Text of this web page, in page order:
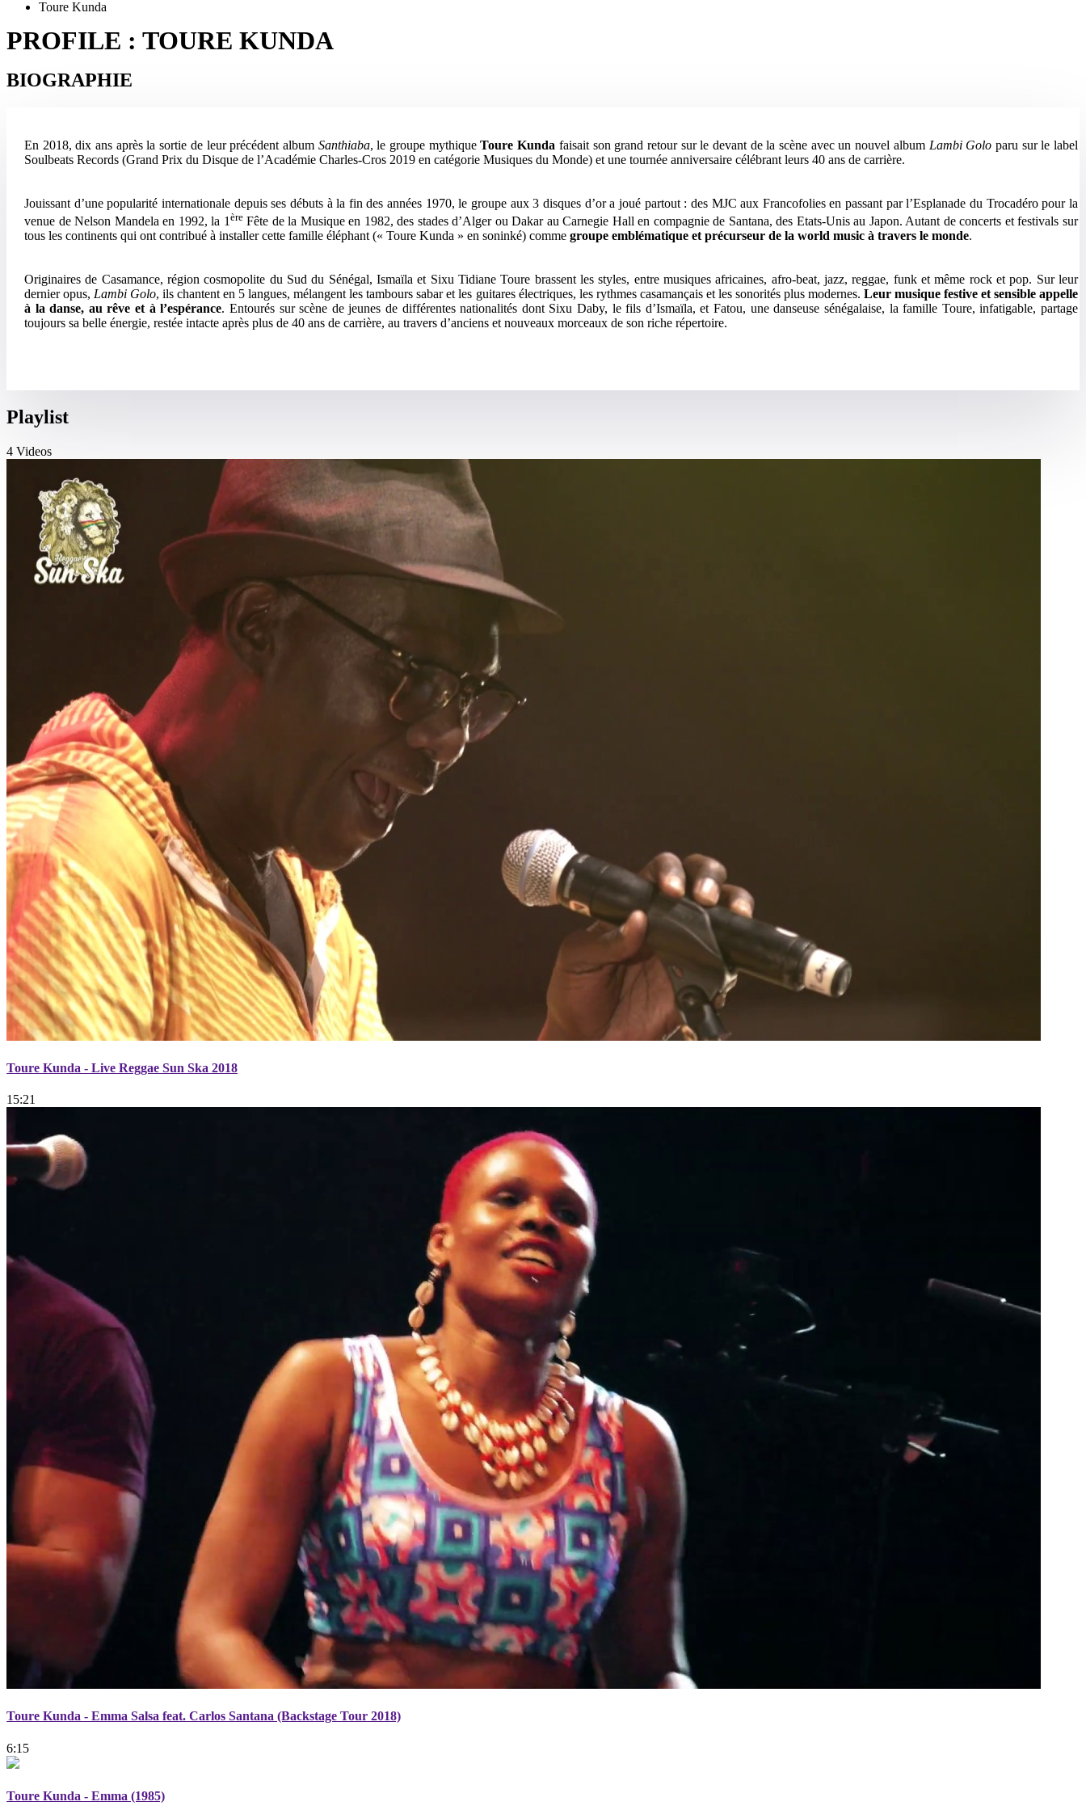
Toure Kunda
PROFILE : TOURE KUNDA
BIOGRAPHIE
En 2018, dix ans après la sortie de leur précédent album Santhiaba, le groupe mythiqueToure Kunda faisait son grand retour sur le devant de la scène avec un nouvel album Lambi Golo paru sur le label
Soulbeats Records (Grand Prix du Disque de l’Académie Charles-Cros 2019 en catégorie Musiques du Monde) et une tournée anniversaire célébrant leurs 40 ans de carrière.
Jouissant d’une popularité internationale depuis ses débuts à la fin des années 1970, le groupe aux 3 disques d’or a joué partout : des MJC aux Francofolies en passant par l’Esplanade du Trocadéro pour la
venue de Nelson Mandela en 1992, la 1 èreFête de la Musique en 1982, des stades d’Alger ou Dakar au Carnegie Hall en compagnie de Santana, des Etats-Unis au Japon. Autant de concerts et festivals sur
tous les continents qui ont contribué à installer cette famille éléphant (« Toure Kunda » en soninké) comme groupe emblématique et précurseur de la world music à travers le monde.
Originaires de Casamance, région cosmopolite du Sud du Sénégal, Ismaïla et Sixu Tidiane Toure brassent les styles, entre musiques africaines, afro-beat, jazz, reggae, funk et même rock et pop. Sur leur
dernier opus, Lambi Golo, ils chantent en 5 langues, mélangent les tambours sabar et les guitares électriques, les rythmes casamançais et les sonorités plus modernes. Leur musique festive et sensible appelle
à la danse, au rêve et à l’espérance. Entourés sur scène de jeunes de différentes nationalités dont Sixu Daby, le fils d’Ismaïla, et Fatou, une danseuse sénégalaise, la famille Toure, infatigable, partage
toujours sa belle énergie, restée intacte après plus de 40 ans de carrière, au travers d’anciens et nouveaux morceaux de son riche répertoire.
Playlist
4 Videos
Toure Kunda - Live Reggae Sun Ska 2018
15:21
Toure Kunda - Emma Salsa feat. Carlos Santana (Backstage Tour 2018)
6:15
Toure Kunda - Emma (1985)